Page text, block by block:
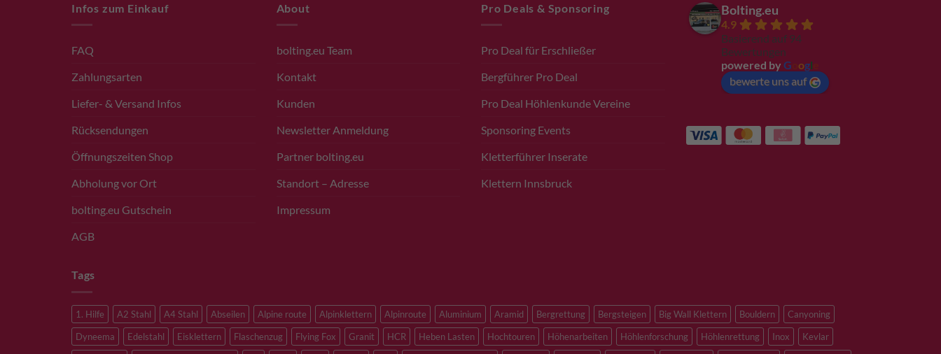
Infos zum Einkauf
FAQ
Zahlungsarten
Liefer- & Versand Infos
Rücksendungen
Öffnungszeiten Shop
Abholung vor Ort
bolting.eu Gutschein
AGB
About
bolting.eu Team
Kontakt
Kunden
Newsletter Anmeldung
Partner bolting.eu
Standort – Adresse
Impressum
Pro Deals & Sponsoring
Pro Deal für Erschließer
Bergführer Pro Deal
Pro Deal Höhlenkunde Vereine
Sponsoring Events
Kletterführer Inserate
Klettern Innsbruck
Bolting.eu
4.9
Basierend auf 94
Bewertungen
powered by G ogl
bewerte uns auf
Tags
1. Hilfe A2 Stahl A4 Stahl Abseilen Alpine route Alpinklettern Alpinroute Aluminium Aramid Bergrettung Bergsteigen Big Wall Klettern Bouldern
Canyoning
Dyneema
Edelstahl Eisklettern Flaschenzug Flying Fox Granit HCR Heben Lasten Hochtouren Höhenarbeiten Höhlenforschung Höhlenrettung Inox
Kevlar